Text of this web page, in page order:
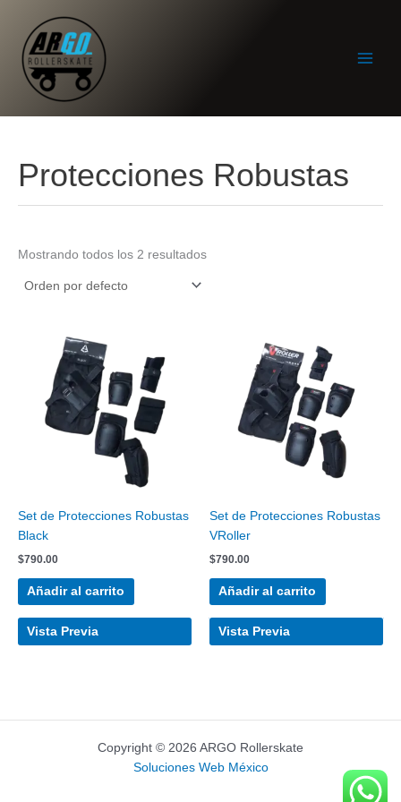
contenido
Protecciones Robustas
Mostrando todos los 2 resultados
Set de Protecciones Robustas
Black
$790.00
Añadir al carrito
Vista Previa
Set de Protecciones Robustas
VRoller
$790.00
Añadir al carrito
Vista Previa
Copyright © 2026 ARGO Rollerskate
Soluciones Web México